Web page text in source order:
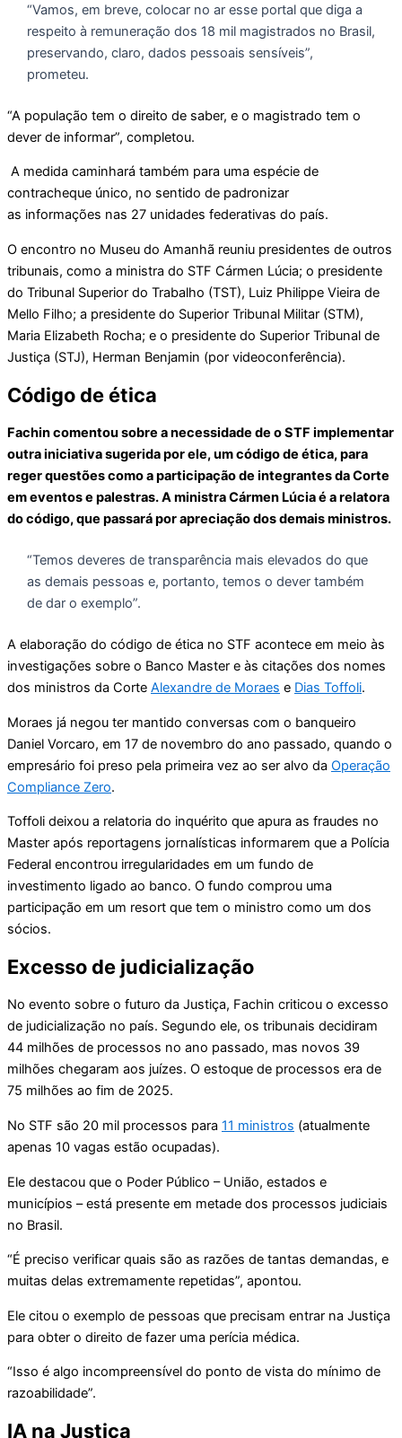
“Vamos, em breve, colocar no ar esse portal que diga a
respeito à remuneração dos 18 mil magistrados no Brasil,
preservando, claro, dados pessoais sensíveis”,
prometeu.
“A população tem o direito de saber, e o magistrado tem o
dever de informar”, completou.
A medida caminhará também para uma espécie de
contracheque único, no sentido de padronizar
as informações nas 27 unidades federativas do país.
O encontro no Museu do Amanhã reuniu presidentes de outros
tribunais, como a ministra do STF Cármen Lúcia; o presidente
do Tribunal Superior do Trabalho (TST), Luiz Philippe Vieira de
Mello Filho; a presidente do Superior Tribunal Militar (STM),
Maria Elizabeth Rocha; e o presidente do Superior Tribunal de
Justiça (STJ), Herman Benjamin (por videoconferência).
Código de ética
Fachin comentou sobre a necessidade de o STF implementar
outra iniciativa sugerida por ele, um código de ética, para
reger questões como a participação de integrantes da Corte
em eventos e palestras. A ministra Cármen Lúcia é a relatora
do código, que passará por apreciação dos demais ministros.
“Temos deveres de transparência mais elevados do que
as demais pessoas e, portanto, temos o dever também
de dar o exemplo”.
A elaboração do código de ética no STF acontece em meio às
investigações sobre o Banco Master e às citações dos nomes
dos ministros da Corte Alexandre de Moraes e Dias Toffoli.
Moraes já negou ter mantido conversas com o banqueiro
Daniel Vorcaro, em 17 de novembro do ano passado, quando o
empresário foi preso pela primeira vez ao ser alvo da Operação
Compliance Zero.
Toffoli deixou a relatoria do inquérito que apura as fraudes no
Master após reportagens jornalísticas informarem que a Polícia
Federal encontrou irregularidades em um fundo de
investimento ligado ao banco. O fundo comprou uma
participação em um resort que tem o ministro como um dos
sócios.
Excesso de judicialização
No evento sobre o futuro da Justiça, Fachin criticou o excesso
de judicialização no país. Segundo ele, os tribunais decidiram
44 milhões de processos no ano passado, mas novos 39
milhões chegaram aos juízes. O estoque de processos era de
75 milhões ao fim de 2025.
No STF são 20 mil processos para 11 ministros (atualmente
apenas 10 vagas estão ocupadas).
Ele destacou que o Poder Público – União, estados e
municípios – está presente em metade dos processos judiciais
no Brasil.
“É preciso verificar quais são as razões de tantas demandas, e
muitas delas extremamente repetidas”, apontou.
Ele citou o exemplo de pessoas que precisam entrar na Justiça
para obter o direito de fazer uma perícia médica.
“Isso é algo incompreensível do ponto de vista do mínimo de
razoabilidade”.
IA na Justiça